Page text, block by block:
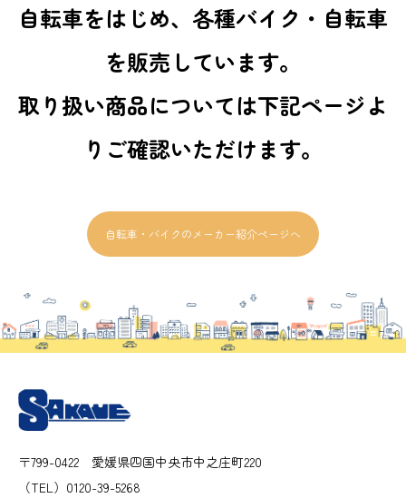
自転車をはじめ、各種バイク・自転車
を販売しています。
取り扱い商品については下記ページよ
りご確認いただけます。
自転車・バイクのメーカー紹介ページへ
〒799-0422 愛媛県四国中央市中之庄町220
（TEL）0120-39-5268